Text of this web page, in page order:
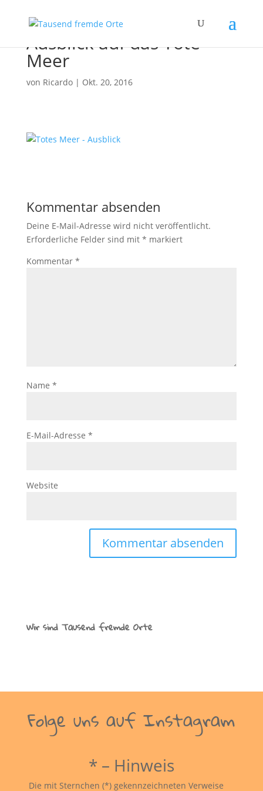
Ausblick auf das Tote
Meer
von Ricardo| Okt. 20, 2016
Kommentar absenden
Deine E-Mail-Adresse wird nicht veröffentlicht.
Erforderliche Felder sind mit * markiert
Kommentar *
Name *
E-Mail-Adresse *
Website
Wir sind Tausend fremde Orte
Folge uns auf Instagram
* – Hinweis
Die mit Sternchen (*) gekennzeichneten Verweise